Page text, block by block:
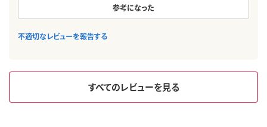
参考になった
不適切なレビューを報告する
すべてのレビューを見る